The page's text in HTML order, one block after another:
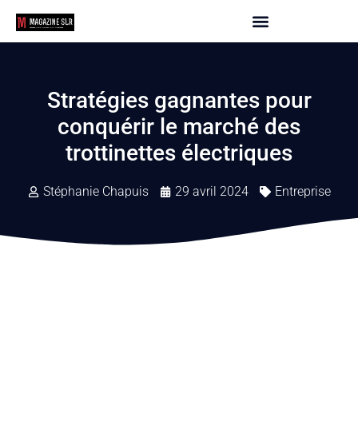
Stratégies gagnantes pour
conquérir le marché des
trottinettes électriques
Stéphanie Chapuis 29 avril 2024 Entreprise